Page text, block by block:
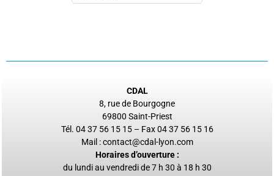
CDAL
8, rue de Bourgogne
69800 Saint-Priest
Tél. 04 37 56 15 15 – Fax 04 37 56 15 16
Mail :contact@cdal-lyon.com
Horaires d’ouverture :
du lundi au vendredi de 7 h 30 à 18 h 30